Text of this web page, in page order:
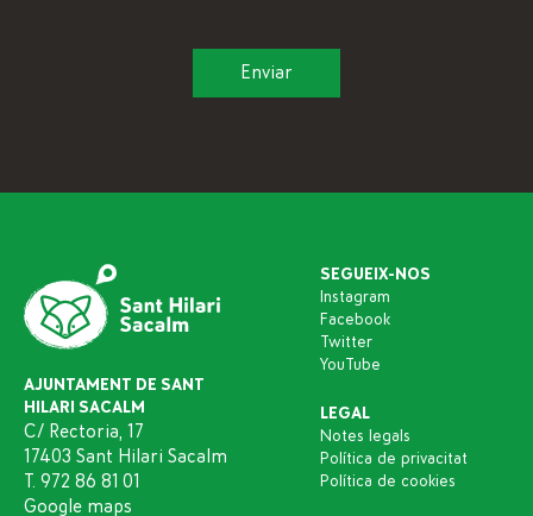
AJUNTAMENT DE SANT
HILARI SACALM
C/ Rectoria, 17
17403 Sant Hilari Sacalm
T. 972 86 81 01
Google maps
SEGUEIX-NOS
Instagram
Facebook
Twitter
YouTube
LEGAL
Notes legals
Política de privacitat
Política de cookies